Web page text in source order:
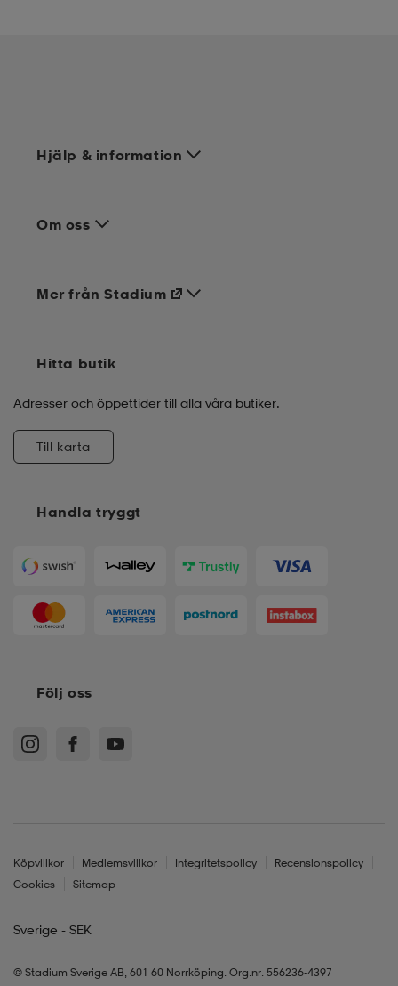
Hjälp & information
Om oss
Handla tryggt
Mer från Stadium
Hitta butik
Adresser och öppettider till alla våra butiker.
Till karta
Följ oss
Köpvillkor Medlemsvillkor Integritetspolicy
Recensionspolicy
Cookies
Sitemap
Sverige - SEK
© Stadium Sverige AB, 601 60 Norrköping. Org.nr. 556236-4397